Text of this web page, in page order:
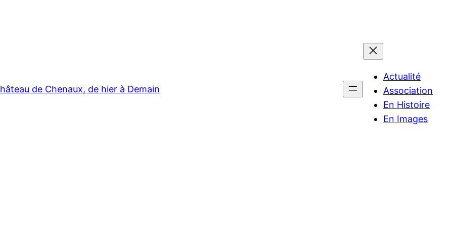
de Chenaux, de hier à Demain
Actualité
Association
En Histoire
En Images